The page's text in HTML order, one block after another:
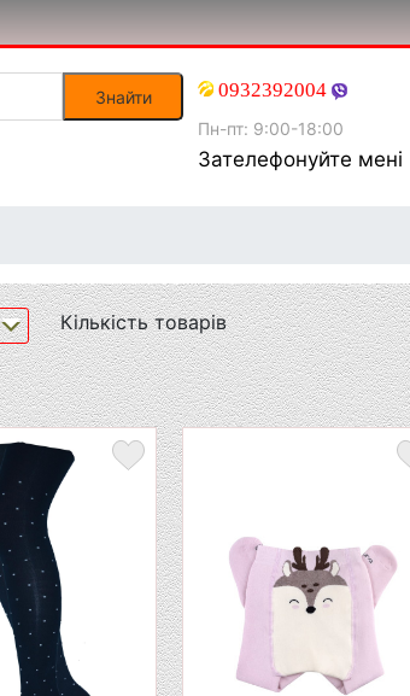
0932392004
Пн-пт: 9:00-18:00
Зателефонуйте мені
Кількість товарів